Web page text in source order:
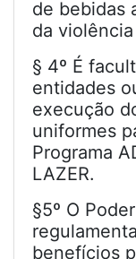
de bebidas
da
§ 4º É
entidades
execução
uniformes
Programa
LAZER.
§5º O
benefícios